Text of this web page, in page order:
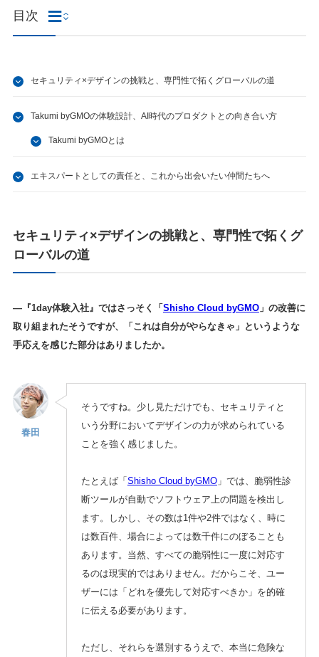
目次
セキュリティ×デザインの挑戦と、専門性で拓くグローバルの道
Takumi byGMOの体験設計、AI時代のプロダクトとの向き合い方
Takumi byGMOとは
エキスパートとしての責任と、これから出会いたい仲間たちへ
セキュリティ×デザインの挑戦と、専門性で拓くグ
ローバルの道
—『1day体験入社』ではさっそく「 Shisho Cloud byGMO」の改善に
取り組まれたそうですが、「これは自分がやらなきゃ」というような
手応えを感じた部分はありましたか。
春田
そうですね。少し見ただけでも、セキュリティと
いう分野においてデザインの力が求められている
ことを強く感じました。
たとえば「 Shisho Cloud byGMO」では、脆弱性診
断ツールが自動でソフトウェア上の問題を検出し
ます。しかし、その数は1件や2件ではなく、時に
は数百件、場合によっては数千件にのぼることも
あります。当然、すべての脆弱性に一度に対応す
るのは現実的ではありません。だからこそ、ユー
ザーには「どれを優先して対応すべきか」を的確
に伝える必要があります。
ただし、それらを選別するうえで、本当に危険な